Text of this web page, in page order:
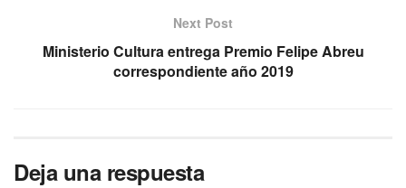
Next Post
Ministerio Cultura entrega Premio Felipe Abreu
correspondiente año 2019
Deja una respuesta